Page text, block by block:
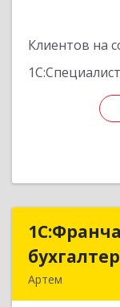
Клиентов на
1С:Специалист
Артем